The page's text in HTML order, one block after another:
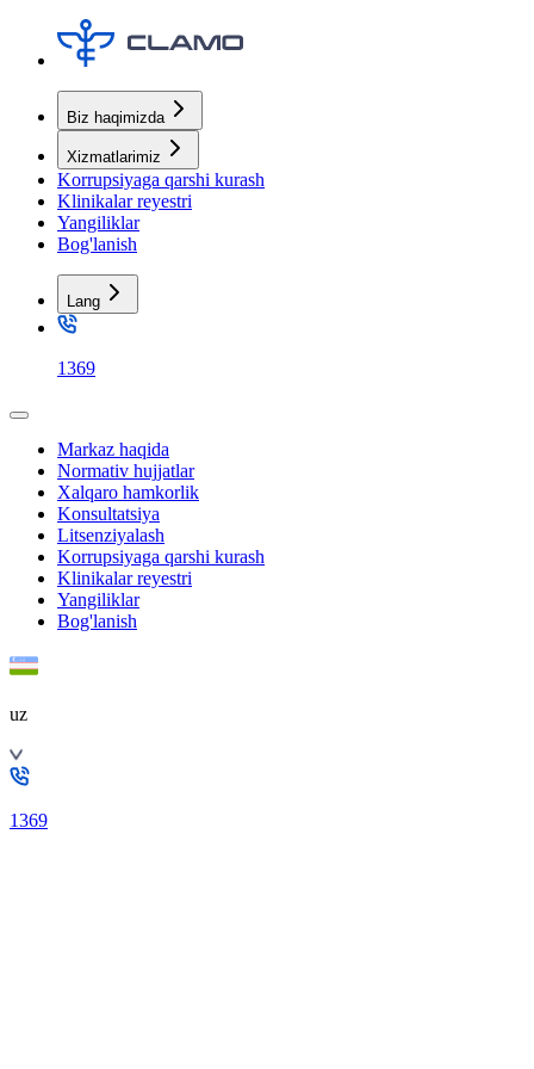
Biz haqimizda
Xizmatlarimiz
Korrupsiyaga qarshi kurash
Klinikalar reyestri
Yangiliklar
Bog'lanish
Lang
1369
Markaz haqida
Normativ hujjatlar
Xalqaro hamkorlik
Konsultatsiya
Litsenziyalash
Korrupsiyaga qarshi kurash
Klinikalar reyestri
Yangiliklar
Bog'lanish
uz
1369